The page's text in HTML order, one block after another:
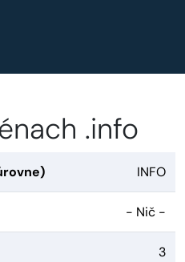
.info
INFO
- Nič -
3